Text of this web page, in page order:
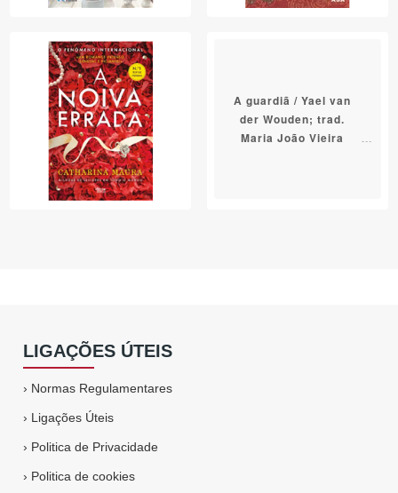
A guardiã / Yael van
der Wouden; trad.
Maria João Vieira
LIGAÇÕES ÚTEIS
› Normas Regulamentares
› Ligações Úteis
› Politica de Privacidade
› Politica de cookies